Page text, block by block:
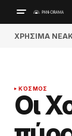
ΧΡΗΣΙΜΑ ΝΕΑ
ΚΌΣΜΟΣ
Οι